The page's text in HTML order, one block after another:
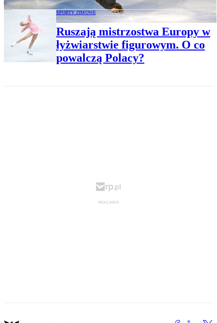
SPORTY ZIMOWE
Ruszają mistrzostwa Europy w
łyżwiarstwie figurowym. O co
powalczą Polacy?